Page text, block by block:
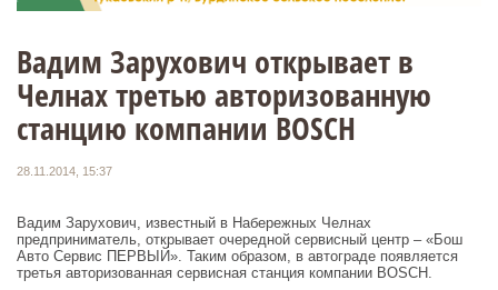
Вадим Зарухович открывает в
Челнах третью авторизованную
станцию компании BOSCH
28.11.2014, 15:37
Вадим Зарухович, известный в Набережных Челнах
предприниматель, открывает очередной сервисный центр – «Бош
Авто Сервис ПЕРВЫЙ». Таким образом, в автограде появляется
третья авторизованная сервисная станция компании BOSCH.